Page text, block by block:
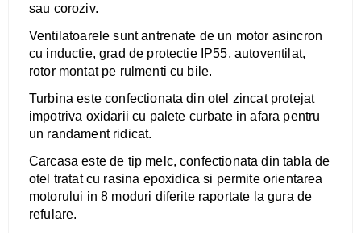
sau coroziv.
Ventilatoarele sunt antrenate de un motor asincron
cu inductie, grad de protectie IP55, autoventilat,
rotor montat pe rulmenti cu bile.
Turbina este confectionata din otel zincat protejat
impotriva oxidarii cu palete curbate in afara pentru
un randament ridicat.
Carcasa este de tip melc, confectionata din tabla de
otel tratat cu rasina epoxidica si permite orientarea
motorului in 8 moduri diferite raportate la gura de
refulare.